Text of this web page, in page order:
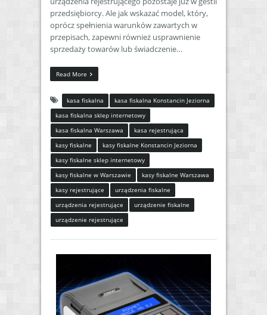
przedsiębiorcy. Ale jak wskazać model, który,
oprócz spełnienia warunków zawartych w
przepisach, zapewni również usprawnienie
sprzedaży towarów lub świadczenie…
Read More
kasa fiskalna
kasa fiskalna Konstancin Jeziorna
kasa fiskalna sklep internetowy
kasa fiskalna Warszawa
kasa rejestrująca
kasy fiskalne
kasy fiskalne Konstancin Jeziorna
kasy fiskalne sklep internetowy
kasy fiskalne w Warszawie
kasy fiskalne Warszawa
kasy rejestrujące
urządzenia fiskalne
urządzenia rejestrujące
urządzenie fiskalne
urządzenie rejestrujące